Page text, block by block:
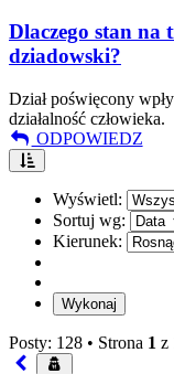
Dlaczego stan na
dziadowski?
Dział poświęcony
działalność człowieka.
ODPOWIEDZ
Wyświetl:
Sortuj wg:
Kierunek:
Posty: 128 • Strona 1 z